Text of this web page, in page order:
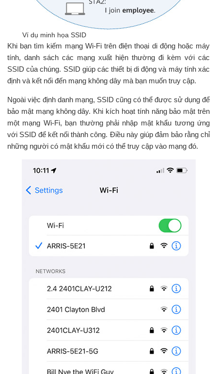
Ví dụ minh họa SSID
Khi bạn tìm kiếm mạng Wi-Fi trên điện thoại di động hoặc máy
tính, danh sách các mạng xuất hiện thường đi kèm với các
SSID của chúng. SSID giúp các thiết bị di động và máy tính xác
định và kết nối đến mạng không dây mà bạn muốn truy cập.
Ngoài việc định danh mạng, SSID cũng có thể được sử dụng để
bảo mật mạng không dây. Khi kích hoạt tính năng bảo mật trên
một mạng Wi-Fi, bạn thường phải nhập mật khẩu tương ứng
với SSID để kết nối thành công. Điều này giúp đảm bảo rằng chỉ
những người có mật khẩu mới có thể truy cập vào mạng đó.